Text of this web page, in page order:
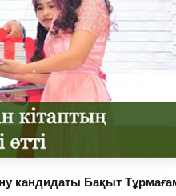
кандидаты Бақыт